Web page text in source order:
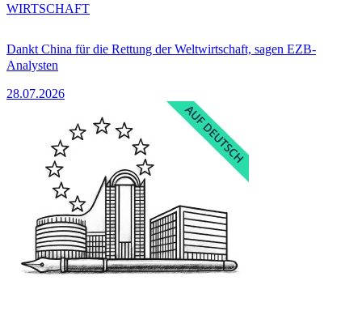
Dankt China für die Rettung der Weltwirtschaft, sagen EZB-
Analysten
28.07.2026
WIRTSCHAFT